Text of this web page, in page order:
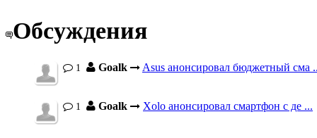
Обсуждения
1 Goalk Asus анонсировал бюджетный сма
1 Goalk Xolo анонсировал смартфон с де ...